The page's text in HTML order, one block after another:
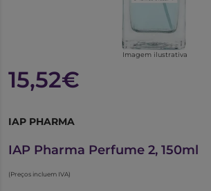
Imagem ilustrativa
15,52€
IAP PHARMA
IAP Pharma Perfume 2, 150ml
(Preços incluem IVA)